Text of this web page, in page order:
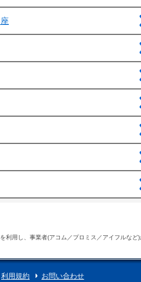
利用し、事業者(アコム／プロミス／アイフルなど)
利用規約 お問い合わせ